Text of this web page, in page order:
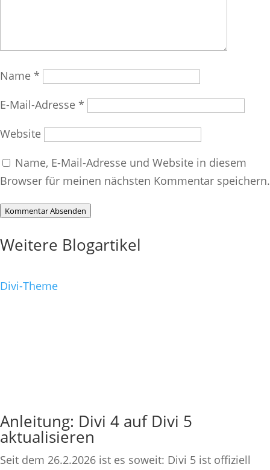
Name *
E-Mail-Adresse *
Website
Name, E-Mail-Adresse und Website in diesem
Browser für meinen nächsten Kommentar speichern.
Kommentar Absenden
Weitere Blogartikel
Divi-Theme
Anleitung: Divi 4 auf Divi 5
aktualisieren
Seit dem 26.2.2026 ist es soweit: Divi 5 ist offiziell